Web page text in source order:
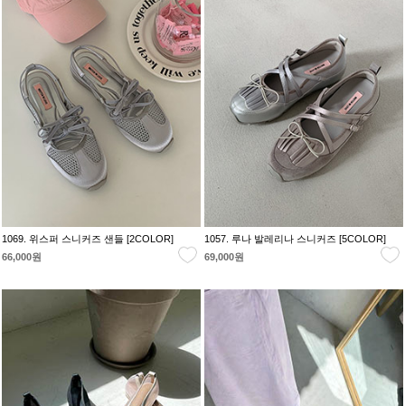
1069. 위스퍼 스니커즈 샌들 [2COLOR]
66,000원
1057. 루나 발레리나 스니커즈 [5COLOR]
69,000원